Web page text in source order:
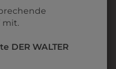
mit.
DER WALTER